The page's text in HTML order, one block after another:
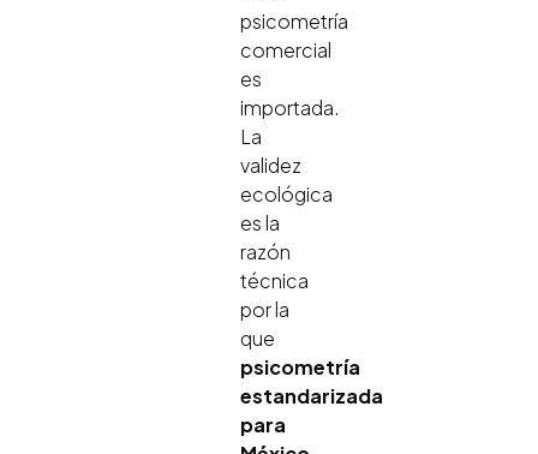
psicometría
comercial
es
importada.
La
validez
ecológica
es la
razón
técnica
por la
que
psicometría
estandarizada
para